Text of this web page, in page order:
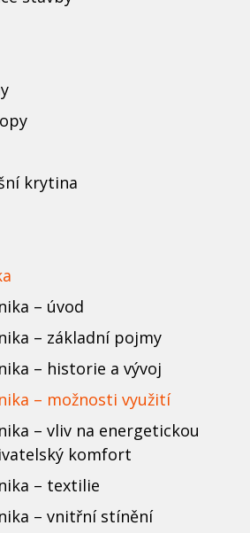
krytina
– úvod
– základní pojmy
– historie a vývoj
– možnosti využití
– vliv na energetickou
komfort
– textilie
– vnitřní stínění